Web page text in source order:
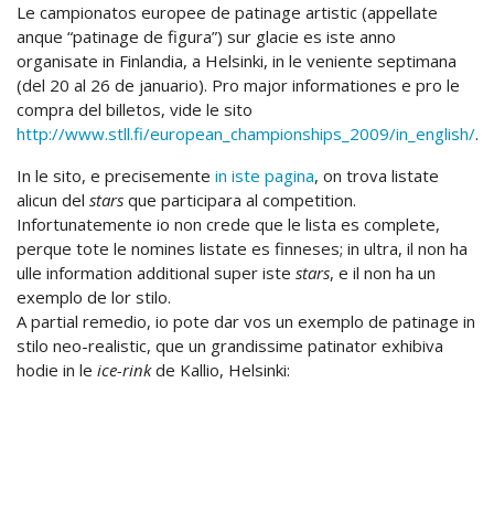
Le campionatos europee de patinage artistic (appellate
anque “patinage de figura”) sur glacie es iste anno
organisate in Finlandia, a Helsinki, in le veniente septimana
(del 20 al 26 de januario). Pro major informationes e pro le
compra del billetos, vide le sito
http://www.stll.fi/european_championships_2009/in_english/.
In le sito, e precisemente in iste pagina, on trova listate
alicun del stars que participara al competition.
Infortunatemente io non crede que le lista es complete,
perque tote le nomines listate es finneses; in ultra, il non ha
ulle information additional super iste stars, e il non ha un
exemplo de lor stilo.
A partial remedio, io pote dar vos un exemplo de patinage in
stilo neo-realistic, que un grandissime patinator exhibiva
hodie in le ice-rinkde Kallio, Helsinki: